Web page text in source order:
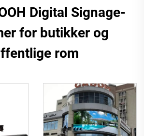
Digital Signage-
for butikker og
rom